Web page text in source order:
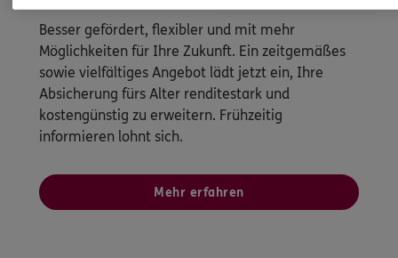
Besser gefördert, flexibler und mit mehr
Möglichkeiten für Ihre Zukunft. Ein zeitgemäßes
sowie vielfältiges Angebot lädt jetzt ein, Ihre
Absicherung fürs Alter renditestark und
kostengünstig zu erweitern. Frühzeitig
informieren lohnt sich.
Mehr erfahren